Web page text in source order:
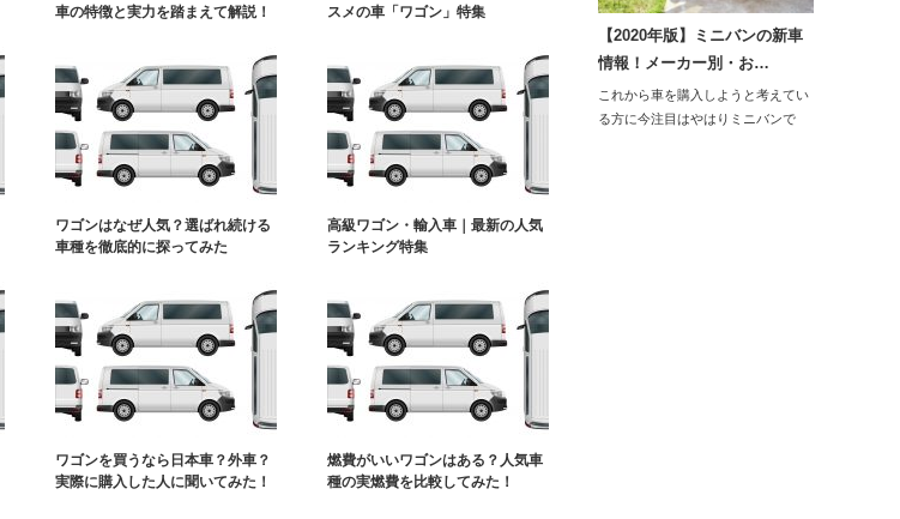
車の特徴と実力を踏まえて解説！
スメの車「ワゴン」特集
ワゴンはなぜ人気？選ばれ続ける
車種を徹底的に探ってみた
高級ワゴン・輸入車｜最新の人気
ランキング特集
ワゴンを買うなら日本車？外車？
実際に購入した人に聞いてみた！
燃費がいいワゴンはある？人気車
種の実燃費を比較してみた！
【2020年版】ミニバンの新車
情報！メーカー別・お…
これから車を購入しようと考えてい
る方に今注目はやはりミニバンで